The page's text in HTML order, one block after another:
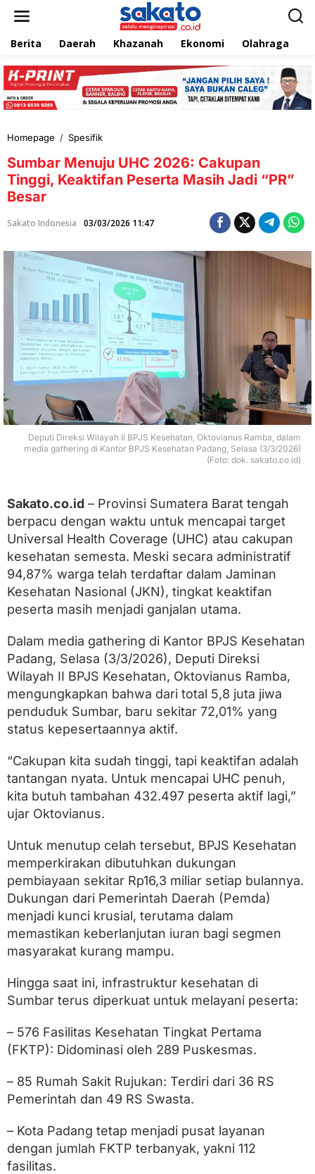
e
k
Berita Daerah Khazanah Ekonomi Olahraga
Homepage / Spesifik
m
b
a
e
u
j
u
0
2
6
:
p
a
n
g
i
,
K
e
a
k
f
a
n
P
e
s
r
a
a
s
a
d
"
P
R
B
e
a
r
Sumbar Menuju UHC 2026: Cakupan
Tinggi, Keaktifan Peserta Masih Jadi “PR”
Besar
Sakato Indonesia 03/03/2026 11:47
Deputi Direksi Wilayah II BPJS Kesehatan, Oktovianus Ramba, dalam
media gathering di Kantor BPJS Kesehatan Padang, Selasa (3/3/2026)
(Foto: dok. sakato.co.id)
Sakato.co.id – Provinsi Sumatera Barat tengah
berpacu dengan waktu untuk mencapai target
Universal Health Coverage (UHC) atau cakupan
kesehatan semesta. Meski secara administratif
94,87% warga telah terdaftar dalam Jaminan
Kesehatan Nasional (JKN), tingkat keaktifan
peserta masih menjadi ganjalan utama.
Dalam media gathering di Kantor BPJS Kesehatan
Padang, Selasa (3/3/2026), Deputi Direksi
Wilayah II BPJS Kesehatan, Oktovianus Ramba,
mengungkapkan bahwa dari total 5,8 juta jiwa
penduduk Sumbar, baru sekitar 72,01% yang
status kepesertaannya aktif.
“Cakupan kita sudah tinggi, tapi keaktifan adalah
tantangan nyata. Untuk mencapai UHC penuh,
kita butuh tambahan 432.497 peserta aktif lagi,”
ujar Oktovianus.
Untuk menutup celah tersebut, BPJS Kesehatan
memperkirakan dibutuhkan dukungan
pembiayaan sekitar Rp16,3 miliar setiap bulannya.
Dukungan dari Pemerintah Daerah (Pemda)
menjadi kunci krusial, terutama dalam
memastikan keberlanjutan iuran bagi segmen
masyarakat kurang mampu.
Hingga saat ini, infrastruktur kesehatan di
Sumbar terus diperkuat untuk melayani peserta:
– 576 Fasilitas Kesehatan Tingkat Pertama
(FKTP): Didominasi oleh 289 Puskesmas.
– 85 Rumah Sakit Rujukan: Terdiri dari 36 RS
Pemerintah dan 49 RS Swasta.
– Kota Padang tetap menjadi pusat layanan
dengan jumlah FKTP terbanyak, yakni 112
fasilitas.